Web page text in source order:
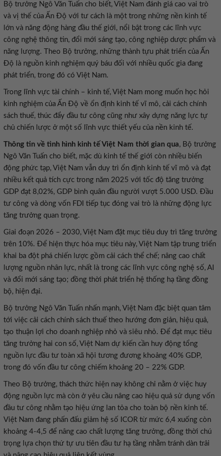
Bộ trưởng Ngô Văn Tuấn cho biết, Việt Nam đánh giá cao vai trò
và vị thế của Ấn Độ với tư cách là một trong những nền kinh tế
lớn và năng động hàng đầu thế giới, nổi bật trong các lĩnh vực
công nghệ thông tin, đổi mới sáng tạo, công nghiệp dược phẩm và
năng lượng. Theo Bộ trưởng, những thành tựu phát triển của Ấn
Độ là nguồn kinh nghiệm quý báu đối với nhiều quốc gia đang
phát triển, trong đó có Việt Nam.
Trong lĩnh vực tài chính – kinh tế, Việt Nam mong muốn học hỏi
kinh nghiệm của Ấn Độ về ổn định kinh tế vĩ mô, cải cách chính
sách thuế, thúc đẩy đầu tư công cũng như xây dựng năng lực tự
chủ chiến lược ở một số lĩnh vực thiết yếu của nền kinh tế.
Thông tin về tình hình kinh tế Việt Nam thời gian qua, Bộ trưởng
Ngô Văn Tuấn cho biết, mặc dù kinh tế thế giới còn nhiều biến
động phức tạp, Việt Nam vẫn duy trì ổn định kinh tế vĩ mô và đạt
nhiều kết quả tích cực trong năm 2025 với tốc độ tăng trưởng
GDP đạt 8,02%, GDP bình quân đầu người vượt 5.000 USD. Đầu
tư công và dòng vốn FDI tiếp tục đóng vai trò là những động lực
tăng trưởng quan trọng.
Giai đoạn 2026 – 2030, Việt Nam đặt mục tiêu duy trì tăng trưởng
trên 10%. Để hiện thực hóa mục tiêu này, Việt Nam tập trung triển
khai ba đột phá chiến lược gồm cải cách thể chế; nâng cao chất
lượng nguồn nhân lực, nhất là trong các lĩnh vực công nghệ số, AI
và đổi mới sáng tạo; đồng thời phát triển hệ thống hạ tầng đồng
bộ, hiện đại.
Bộ trưởng Ngô Văn Tuấn nhấn mạnh, Việt Nam đặc biệt quan tâm
tới việc cải cách chính sách thuế theo hướng đơn giản, hiệu quả,
tạo thuận lợi cho doanh nghiệp nhỏ và siêu nhỏ. Để đạt mục tiêu
tăng trưởng hai con số, Việt Nam dự kiến cần huy động tổng
nguồn lực đầu tư toàn xã hội tương đương khoảng 40% GDP,
trong đó vốn đầu tư công chiếm khoảng 20 – 22% GDP.
Theo Bộ trưởng, thách thức hiện nay không chỉ nằm ở việc huy
động nguồn lực mà còn ở yêu cầu nâng cao hiệu quả sử dụng vốn
đầu tư công nhằm tạo hiệu ứng lan tỏa cho toàn bộ nền kinh tế.
Việt Nam đang phấn đấu giảm hệ số ICOR từ mức 6,4 xuống còn
khoảng 4-4,5 để nâng cao chất lượng tăng trưởng, đồng thời chú
trọng lựa chọn thứ tự ưu tiên đầu tư hạ tầng nhằm tránh dàn trải